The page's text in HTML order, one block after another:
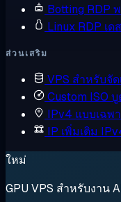
Botting RDP
Linux RDP เด
ส่วนเสริม
VPS สำหรับจั
Custom ISO บู
IPv4 แบบเฉพา
IP เพิ่มเติม
ใหม่
GPU VPS สำหรับงาน